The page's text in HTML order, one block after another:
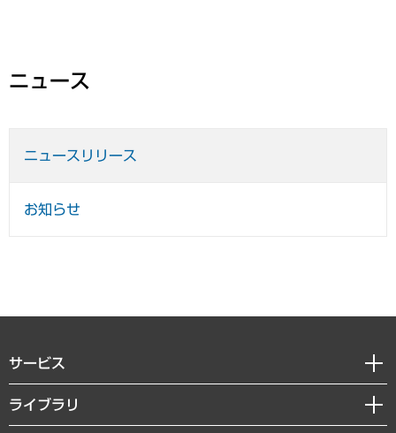
ニュース
ニュースリリース
お知らせ
サービス
経営戦略
組織・人事戦略
ライブラリ